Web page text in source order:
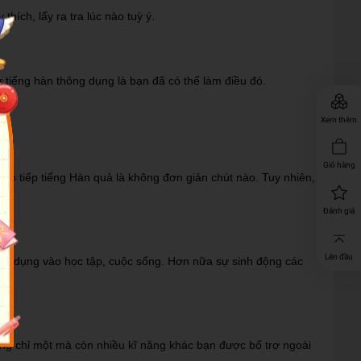
Xem thêm
Giỏ hàng
Đánh giá
Lên đầu
lấy ra tra lúc nào tuỳ ý.
hàn thông dụng là bạn đã có thể làm điều đó.
tiếp tiếng Hàn quả là không đơn giản chút nào. Tuy nhiên,
dụng vào học tập, cuộc sống. Hơn nữa sự sinh động các
chỉ một mà còn nhiều kĩ năng khác bạn được bổ trợ ngoài